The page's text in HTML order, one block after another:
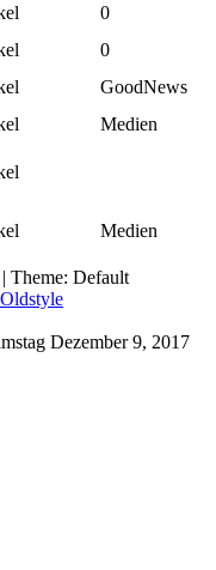
0
0
GoodNews
Medien
Medien
| Theme: Default
Oldstyle
Dezember 9, 2017